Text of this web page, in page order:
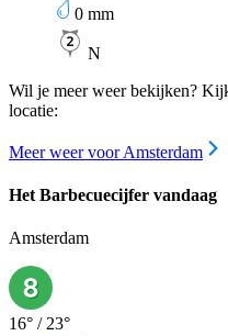
0 mm
N
Wil je meer weer bekijken?
locatie:
Meer weer voor Amsterdam
Het Barbecuecijfer vandaag
Amsterdam
16° / 23°